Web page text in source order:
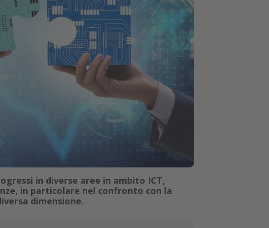
in diverse aree in ambito ICT,
in particolare nel confronto con la
dimensione.